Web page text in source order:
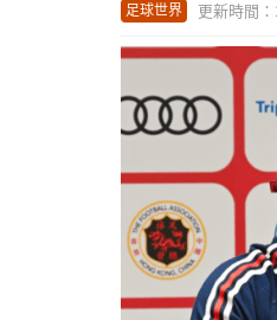
足球世界 更新時間